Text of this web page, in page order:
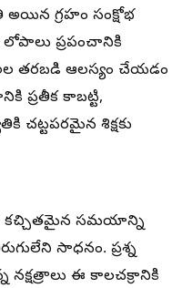
అయిన గ్రహం సంక్షోభ
లోపాలు ప్రపంచానికి
తరబడి ఆలస్యం చేయడం
ప్రతీక కాబట్టి,
చట్టపరమైన శిక్షకు
కచ్చితమైన సమయాన్ని
సాధనం. ప్రశ్న
నక్షత్రాలు ఈ కాలచక్రానికి